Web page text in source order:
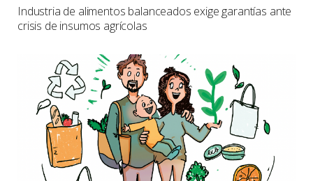
Industria de alimentos balanceados exige garantías ante
crisis de insumos agrícolas